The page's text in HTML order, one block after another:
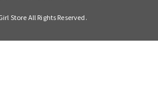
Store All Rights Reserved.